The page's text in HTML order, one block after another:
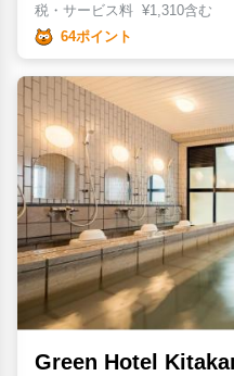
税・サービス料 ¥1,310含む
64ポイント
Green Hotel